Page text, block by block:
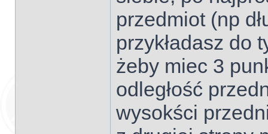
przedmiot (np
przykładasz do
żeby miec 3
odległość
wysokści